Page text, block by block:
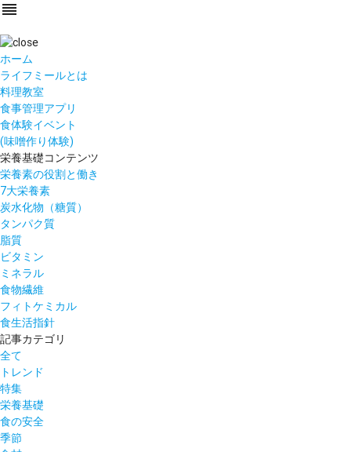
reorder
ホーム
ライフミールとは
料理教室
食事管理アプリ
食体験イベント
(味噌作り体験)
栄養基礎コンテンツ
栄養素の役割と働き
7大栄養素
炭水化物（糖質）
タンパク質
脂質
ビタミン
ミネラル
食物繊維
フィトケミカル
食生活指針
記事カテゴリ
全て
トレンド
特集
栄養基礎
食の安全
季節